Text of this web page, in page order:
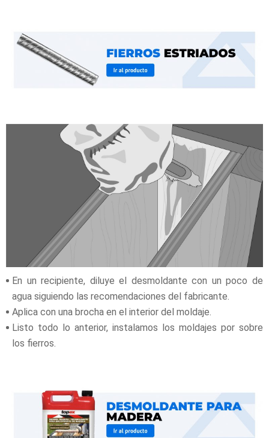
En un recipiente, diluye el desmoldante con un poco de
agua siguiendo las recomendaciones del fabricante.
Aplica con una brocha en el interior del moldaje.
Listo todo lo anterior, instalamos los moldajes por sobre
los fierros.